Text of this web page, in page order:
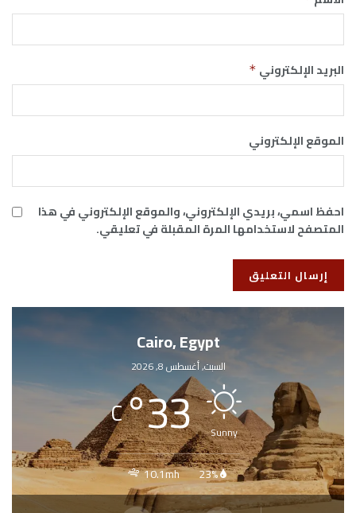
البريد الإلكتروني *
الموقع الإلكتروني
احفظ اسمي، بريدي الإلكتروني، والموقع الإلكتروني في هذا
المتصفح لاستخدامها المرة المقبلة في تعليقي.
Cairo, Egypt
السبت, أغسطس 8, 2026
Sunny
33
°
C
23%
10.1mh